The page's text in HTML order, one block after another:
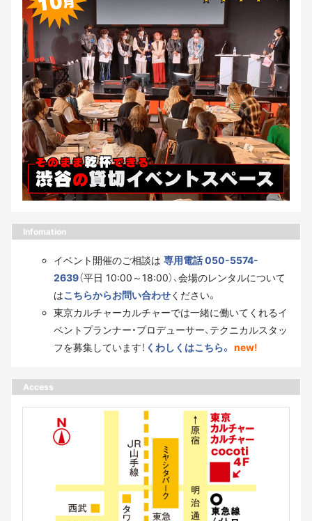
Infomation
イベント開催のご相談は 専用電話 050-5574-
2639（平日 10:00～18:00）、会場のレンタルについて
はこちらからお問い合わせください。
東京カルチャーカルチャーでは一緒に働いてくれるイ
ベントプランナー・プロデューサー、テクニカルスタッ
フを募集しています！ くわしくはこちら。 new!
Access